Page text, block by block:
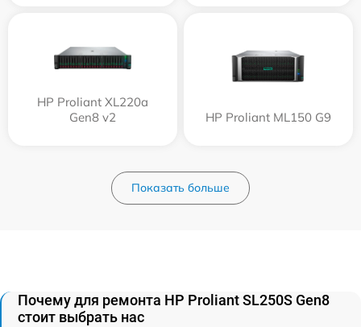
HP Proliant XL220a
Gen8 v2
HP Proliant ML150 G9
Показать больше
Почему для ремонта HP Proliant SL250S Gen8
стоит выбрать нас